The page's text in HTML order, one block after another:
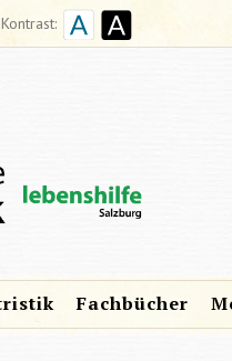
Kontrast:
Fachbücher